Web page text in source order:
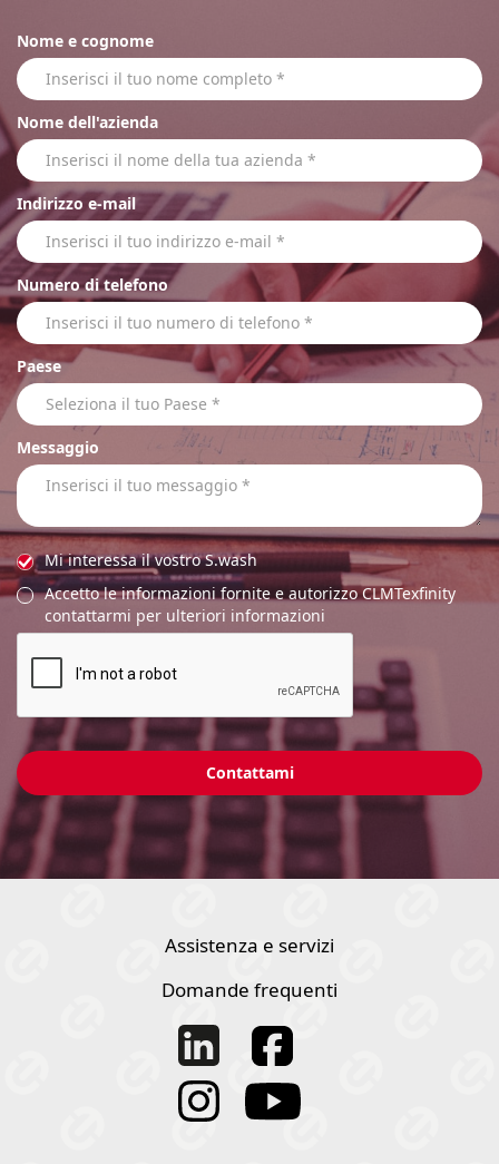
Nome e cognome
Nome dell'azienda
Indirizzo e-mail
Numero di telefono
Paese
Messaggio
Mi interessa il vostro S.wash
Accetto le informazioni fornite e autorizzo CLMTexfinity
contattarmi per ulteriori informazioni
Assistenza e servizi
Domande frequenti